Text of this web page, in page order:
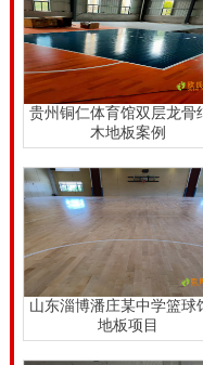
运动木地板是否需要
受损问题。比如篮球
木地板的表面的防滑
运动员的运动。看球
痕，看起是否倾向运
贵州铜仁体育馆双层龙骨
木地板案例
山东淄博潘庄某中学篮球
地板项目